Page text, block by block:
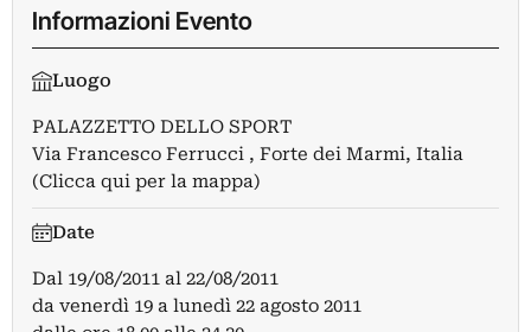
Informazioni Evento
Luogo
PALAZZETTO DELLO SPORT
Via Francesco Ferrucci , Forte dei Marmi, Italia
(Clicca qui per la mappa)
Date
Dal 19/08/2011 al 22/08/2011
da venerdì 19 a lunedì 22 agosto 2011